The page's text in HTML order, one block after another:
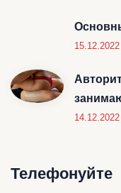
15.12.2022
14.12.2022
Телефонуйте